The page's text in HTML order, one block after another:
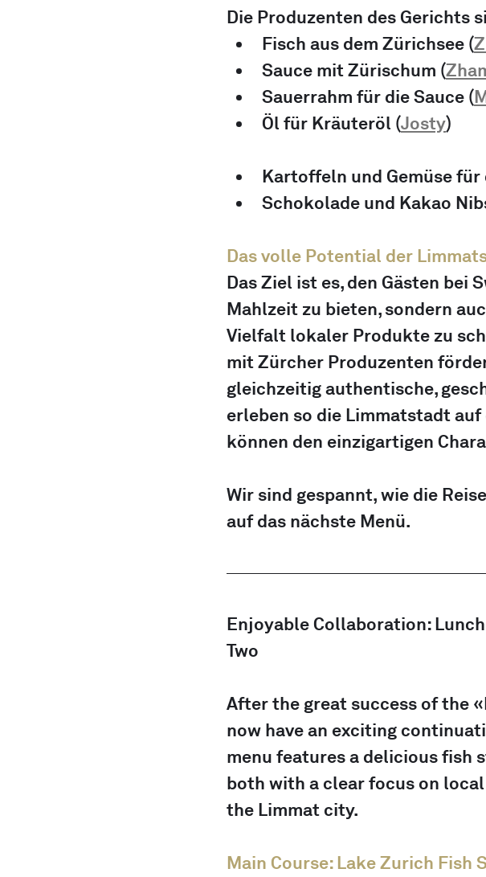
Die Produzenten des Gerichts
Fisch aus dem Zürichsee (
Sauce mit Zürischum (
Sauerrahm für die Sauce (
Öl für Kräuteröl (Josty)
Kartoffeln und Gemüse für
Schokolade und Kakao
Das volle Potential der
Das Ziel ist es, den Gästen bei
Mahlzeit zu bieten, sondern
Vielfalt lokaler Produkte zu
mit Zürcher Produzenten
gleichzeitig authentische,
erleben so die Limmatstadt
können den einzigartigen
Wir sind gespannt, wie die
auf das nächste Menü.
Enjoyable Collaboration:
Two
After the great success of the
now have an exciting
menu features a delicious fish
both with a clear focus on
the Limmat city.
Main Course: Lake Zurich Fish